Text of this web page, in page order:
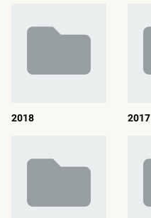
2018 2017